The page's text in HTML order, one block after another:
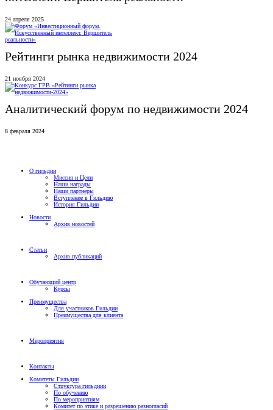
24 апреля 2025
Рейтинги рынка недвижимости 2024
21 ноября 2024
Аналитический форум по недвижимости 2024
8 февраля 2024
О гильдии
Миссия и Цели
Наши награды
Наши партнеры
Вступление в Гильдию
История Гильдии
Новости
Архив новостей
Статьи
Архив публикаций
Обучающий центр
Курсы
Преимущества
Для участников Гильдии
Преимущества для клиента
Мероприятия
Контакты
Комитеты Гильдии
Структура гильдиии
По обучению
По мероприятиям
Комитет по этике и разрешению разногласий